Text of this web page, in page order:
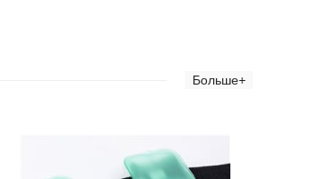
Больше+